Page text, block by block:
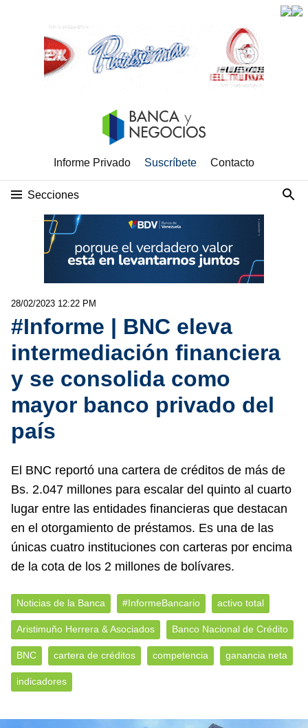
Informe Privado Suscríbete Contacto
Secciones
28/02/2023 12:22 PM
#Informe | BNC eleva
intermediación financiera
y se consolida como
mayor banco privado del
país
El BNC reportó una cartera de créditos de más de
Bs. 2.047 millones para escalar del quinto al cuarto
lugar entre las entidades financieras que destacan
en el otorgamiento de préstamos. Es una de las
únicas cuatro instituciones con carteras por encima
de la cota de los 2 millones de bolívares.
Noticias de la Banca #InformeBancario activo total
Aristimuño Herrera & Asociados Banco Nacional de Crédito
BNC cartera de créditos competencia ganancia neta
indicadores